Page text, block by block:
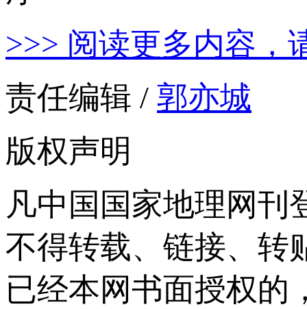
>>> 阅读更多内容，
责任编辑 / 郭亦城
版权声明
凡中国国家地理网刊
不得转载、链接、转
已经本网书面授权的